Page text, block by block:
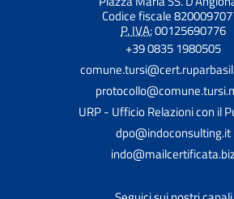
Codice fiscale
P. IVA:00125690776
+39 0835 1980505
URP - Ufficio Relazioni con il
dpo@indoconsulting.it